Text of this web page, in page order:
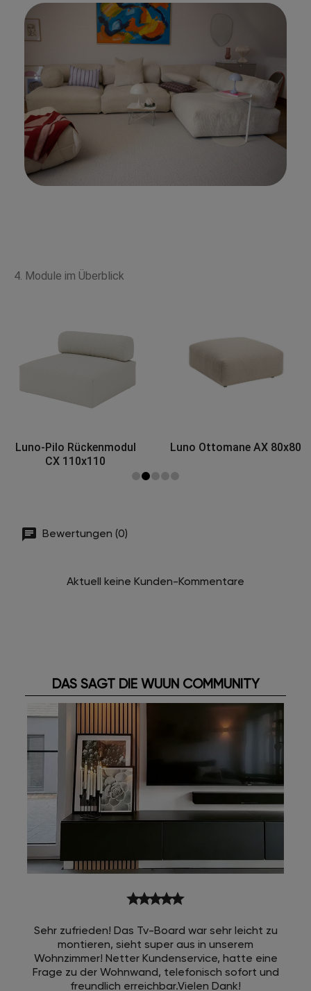
4. Module im Überblick
Luno-Pilo Rückenmodul
CX 110x110
Luno Ottomane AX 80x80
Bewertungen (0)
Aktuell keine Kunden-Kommentare
DAS SAGT DIE WUUN COMMUNITY
starstarstarstarstar
Sehr zufrieden! Das Tv-Board war sehr leicht zu
montieren, sieht super aus in unserem
Wohnzimmer! Netter Kundenservice, hatte eine
Frage zu der Wohnwand, telefonisch sofort und
freundlich erreichbar.Vielen Dank!